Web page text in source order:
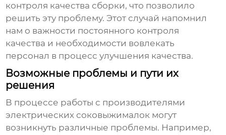
контроля качества сборки, что позволило
решить эту проблему. Этот случай напомнил
нам о важности постоянного контроля
качества и необходимости вовлекать
персонал в процесс улучшения качества.
Возможные проблемы и пути их
решения
В процессе работы с производителями
электрических соковыжималок могут
возникнуть различные проблемы. Например,